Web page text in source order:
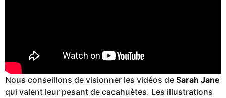
Nous conseillons de visionner les vidéos de Sarah Jane
qui valent leur pesant de cacahuètes. Les illustrations